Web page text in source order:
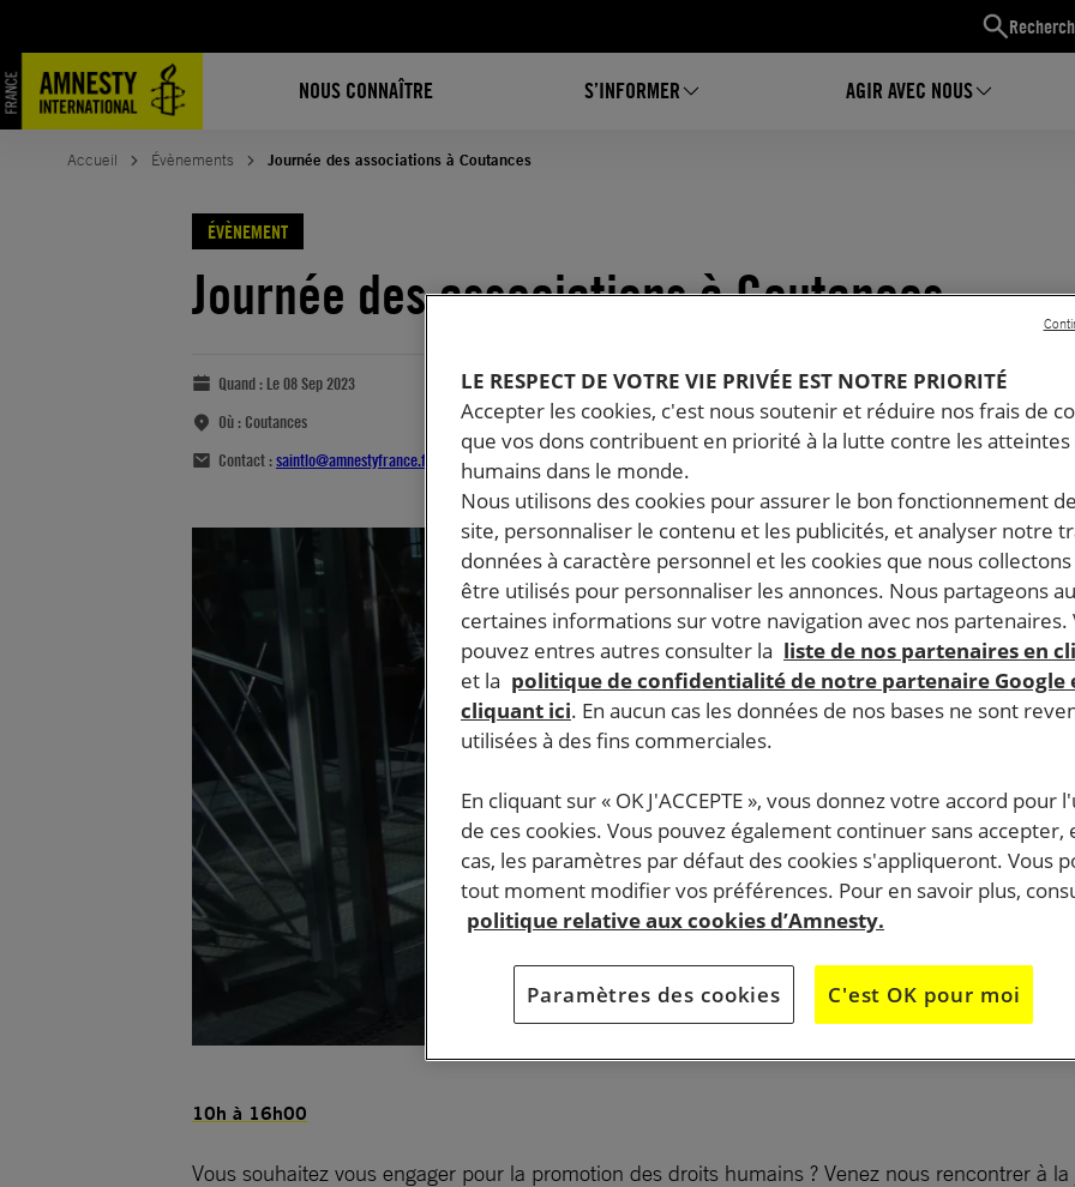
NOUS CONNAÎTRE S’INFORMER AGIR AVEC NOUS
Accueil Évènements Journée des associations à Coutances
ÉVÈNEMENT
Journée des associations à Coutances
Quand : Le 08 Sep 2023
Où : Coutances
Contact :saintlo@amnestyfrance.fr
10h à 16h00
Vous souhaitez vous engager pour la promotion des droits humains ? Venez nous rencontrer à
LE RESPECT DE VOTRE VIE PRIVÉE EST NOTRE PRIORITÉ
Accepter les cookies, c'est nous soutenir et réduire nos frais de
que vos dons contribuent en priorité à la lutte contre les
humains dans le monde.
Nous utilisons des cookies pour assurer le bon fonctionnement
site, personnaliser le contenu et les publicités, et analyser notre
données à caractère personnel et les cookies que nous
être utilisés pour personnaliser les annonces. Nous partageons
certaines informations sur votre navigation avec nos partenaires.
pouvez entres autres consulter la liste de nos partenaires en
et la politique de confidentialité de notre partenaire Google
cliquant ici. En aucun cas les données de nos bases ne sont
utilisées à des fins commerciales.
En cliquant sur « OK J'ACCEPTE », vous donnez votre accord pour
de ces cookies. Vous pouvez également continuer sans accepter,
cas, les paramètres par défaut des cookies s'appliqueront. Vous
tout moment modifier vos préférences. Pour en savoir plus,
politique relative aux cookies d’Amnesty.
Paramètres des cookies C'est OK pour moi